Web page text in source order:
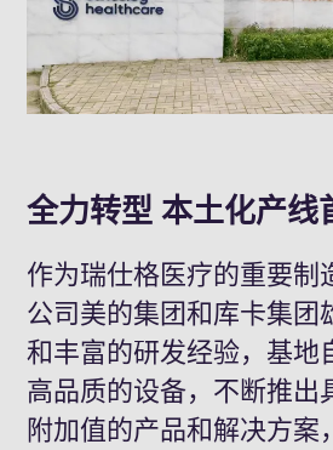
全力转型 本土化产线
作为瑞仕格医疗的重要制
公司美的集团和库卡集团
和丰富的研发经验，基地
高品质的设备，不断推出
附加值的产品和解决方案